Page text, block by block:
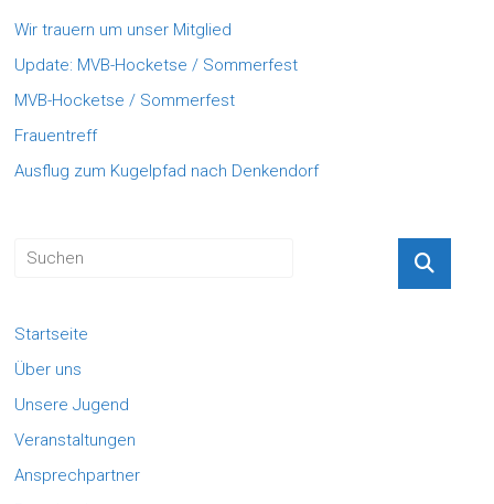
Wir trauern um unser Mitglied
Update: MVB-Hocketse / Sommerfest
MVB-Hocketse / Sommerfest
Frauentreff
Ausflug zum Kugelpfad nach Denkendorf
Startseite
Über uns
Unsere Jugend
Veranstaltungen
Ansprechpartner